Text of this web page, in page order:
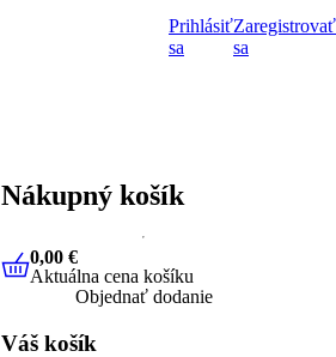
Prihlásiť
sa
Zaregistrovať
sa
Nákupný košík
0,00 €Aktuálna cena košíku
0,00 €
Aktuálna cena košíku
Objednať dodanie
Váš košík